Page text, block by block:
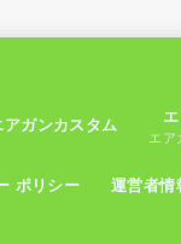
アガンカスタム
エア
ポリシー 運営者情